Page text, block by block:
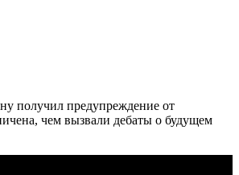
получил предупреждение от
чем вызвали дебаты о будущем